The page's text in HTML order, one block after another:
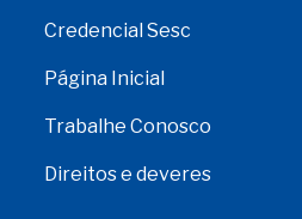
Credencial Sesc
Página Inicial
Trabalhe Conosco
Direitos e deveres